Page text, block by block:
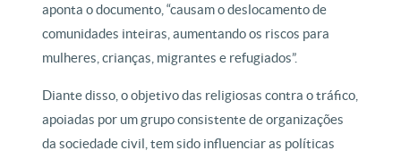
aponta o documento, “causam o deslocamento de
comunidades inteiras, aumentando os riscos para
mulheres, crianças, migrantes e refugiados”.
Diante disso, o objetivo das religiosas contra o tráfico,
apoiadas por um grupo consistente de organizações
da sociedade civil, tem sido influenciar as políticas